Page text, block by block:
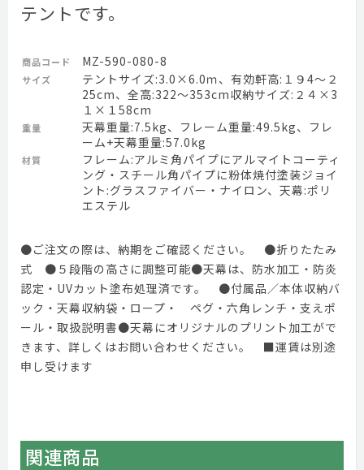
テントです。
商品コード MZ-590-080-8
サイズ
テントサイズ:3.0×6.0ｍ、有効軒高:１９4～２
25cm、全高:322～353cm収納サイズ:２４×3
１×１58cm
重量
天幕重量:7.5kg、フレーム重量:49.5kg、フレ
ーム+天幕重量:57.0kg
材質
フレーム:アルミ角パイプにアルマイトコーティ
ング・スチール角パイプに粉体焼付塗装ジョイ
ント:グラスファイバー・ナイロン、天幕:ポリ
エステル
●ご注文の際は、納期をご確認ください。 ●折りたたみ
式 ●５段階の高さに調整可能●天幕は、防水加工・防炎
認定・UVカット塗布処理済です。 ●付属品／本体収納バ
ック・天幕収納袋・ロープ・ ペグ・六角レンチ・支えポ
ール・取扱説明書●天幕にオリジナルのプリント加工がで
きます、詳しくはお問い合わせください。 ■運賃は別途
申し受けます
関連商品